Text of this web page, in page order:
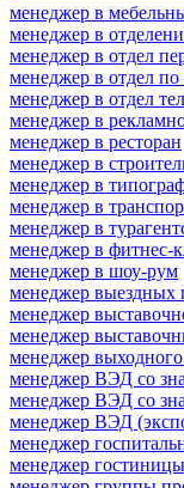
менеджер в
менеджер в
менеджер в отдел
менеджер в отдел по
менеджер в отдел
менеджер в
менеджер в ресторан
менеджер в
менеджер в
менеджер в
менеджер в
менеджер в фитнес-
менеджер в шоу-рум
менеджер выездных
менеджер
менеджер
менеджер
менеджер ВЭД со
менеджер ВЭД со
менеджер ВЭД
менеджер
менеджер гостиницы